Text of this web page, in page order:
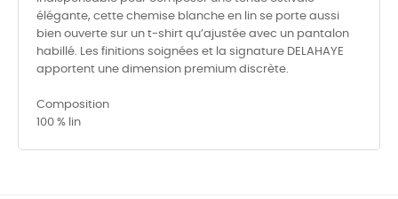
élégante, cette chemise blanche en lin se porte aussi
bien ouverte sur un t-shirt qu’ajustée avec un pantalon
habillé. Les finitions soignées et la signature DELAHAYE
apportent une dimension premium discrète.
Composition
100 % lin